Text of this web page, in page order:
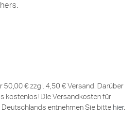
50,00 € zzgl. 4,50 € Versand. Darüber
kostenlos! Die Versandkosten für
Deutschlands entnehmen Sie bitte hier.